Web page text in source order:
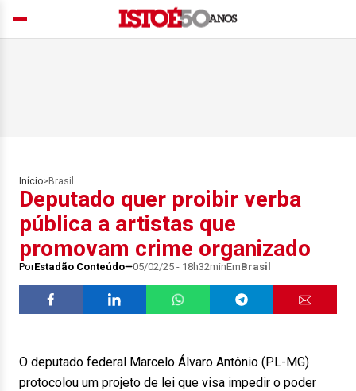
Início> Brasil
Deputado quer proibir verba
pública a artistas que
promovam crime organizado
PorEstadão Conteúdo 05/02/25 - 18h32minEmBrasil
O deputado federal Marcelo Álvaro Antônio (PL-MG)
protocolou um projeto de lei que visa impedir o poder